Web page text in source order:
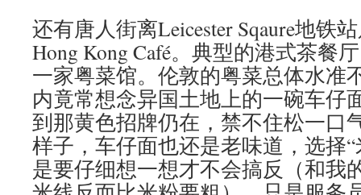
还有唐人街离Leicester Sqaure地铁
Hong Kong Café。典型的港式茶餐
一家粤菜馆。伦敦的粤菜总体水准
内竟常想念异国土地上的一碗车仔
到那黄色招牌仍在，禁不住松一口
样子，车仔面也还是老味道，选择“
是要仔细想一想才不会搞反（和我